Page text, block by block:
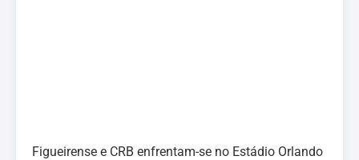
Figueirense e CRB enfrentam-se no Estádio Orlando